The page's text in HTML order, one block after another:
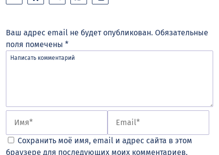
Ваш адрес email не будет опубликован. Обязательные
поля помечены *
Сохранить моё имя, email и адрес сайта в этом
браузере для последующих моих комментариев.